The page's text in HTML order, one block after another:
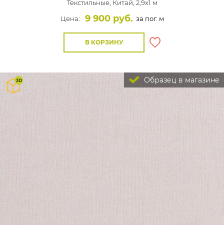
Текстильные, Китай, 2,9x1 м
Цена:
9 900 руб. за пог. м
В КОРЗИНУ
Образец в магазине